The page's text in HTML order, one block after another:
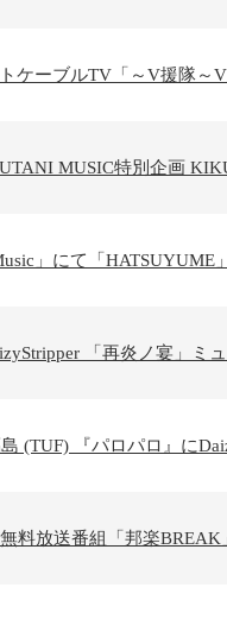
ケーブルTV「～V援隊～
MUSIC特別企画
」にて「HATSUYUME
「再炎ノ宴」ミ
(TUF) 『パロパロ』に
料放送番組「邦楽